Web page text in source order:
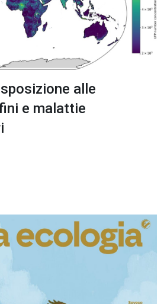
alle
e malattie